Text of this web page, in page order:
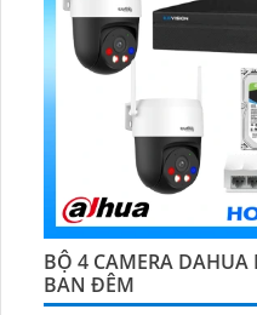
BỘ 4 CAMERA DAHUA
BAN ĐÊM